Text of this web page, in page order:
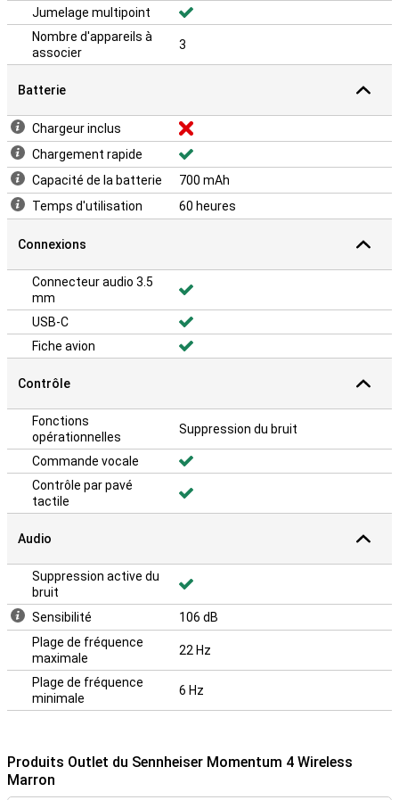
Jumelage multipoint
Nombre d'appareils à
associer
3
Batterie
Chargeur inclus
Chargement rapide
Capacité de la batterie
700 mAh
Temps d'utilisation
60 heures
Connexions
Connecteur audio 3.5
mm
USB-C
Fiche avion
Contrôle
Fonctions
opérationnelles
Suppression du bruit
Commande vocale
Contrôle par pavé
tactile
Audio
Suppression active du
bruit
Sensibilité
106 dB
Plage de fréquence
maximale
22 Hz
Plage de fréquence
minimale
6 Hz
Produits Outlet du Sennheiser Momentum 4 Wireless
Marron